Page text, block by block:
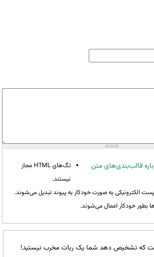
قالب‌بندی‌های متن
تگ‌های HTML مجاز
نیستند.
الکترونیکی به صورت خودکار به پیوند تبدیل می‌شوند.
بطور خودکار اعمال می‌شوند.
که تشخیص دهد شما یک ربات مخرب نیستید!